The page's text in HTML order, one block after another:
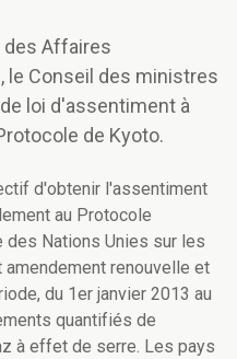
des Affaires
le Conseil des ministres
loi d'assentiment à
de Kyoto.
d'obtenir l'assentiment
au Protocole
des Nations Unies sur les
renouvelle et
du 1er janvier 2013 au
quantifiés de
à effet de serre. Les pays